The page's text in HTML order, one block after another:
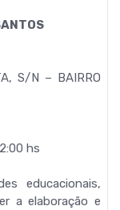
S/N – BAIRRO
hs
educacionais,
a elaboração e